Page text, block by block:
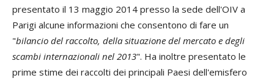
presentato il 13 maggio 2014 presso la sede dell'OIV a
Parigi alcune informazioni che consentono di fare un
"bilancio del raccolto, della situazione del mercato e degli
scambi internazionali nel 2013". Ha inoltre presentato le
prime stime dei raccolti dei principali Paesi dell'emisfero